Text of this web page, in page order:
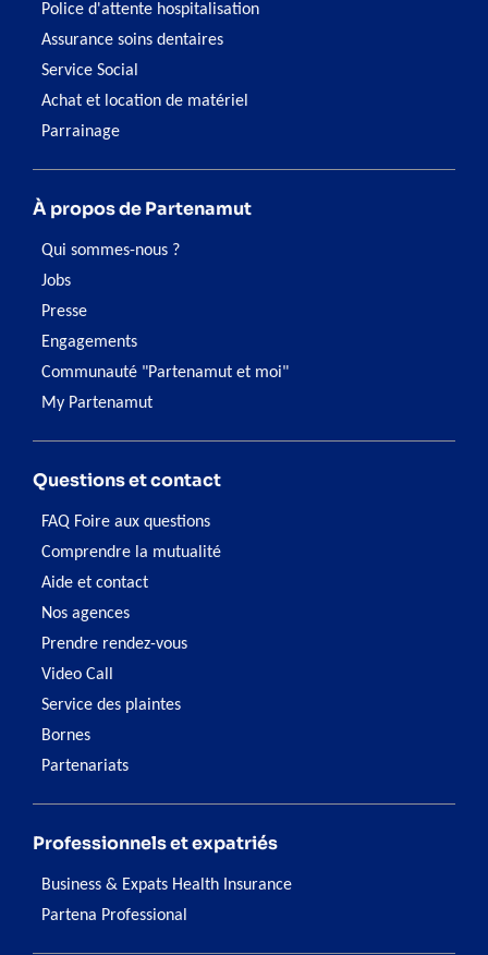
Police d'attente hospitalisation
Assurance soins dentaires
Service Social
Achat et location de matériel
Parrainage
À propos de Partenamut
Qui sommes-nous ?
Jobs
Presse
Engagements
Communauté "Partenamut et moi"
My Partenamut
Questions et contact
FAQ Foire aux questions
Comprendre la mutualité
Aide et contact
Nos agences
Prendre rendez-vous
Video Call
Service des plaintes
Bornes
Partenariats
Professionnels et expatriés
Business & Expats Health Insurance
Partena Professional